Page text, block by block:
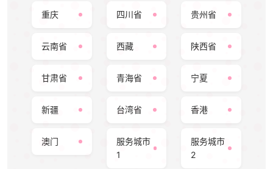
重庆 四川省 贵州省
云南省 西藏 陕西省
甘肃省 青海省 宁夏
新疆 台湾省 香港
澳门
服务城市
1
服务城市
2